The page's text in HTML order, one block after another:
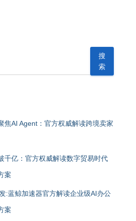
搜
索
焦AI Agent：官方权威解读跨境卖家
千亿：官方权威解读数字贸易时代
案
:蓝鲸加速器官方解读企业级AI办公
案